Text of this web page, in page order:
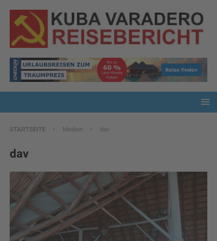
STARTSEITE Medien dav
dav